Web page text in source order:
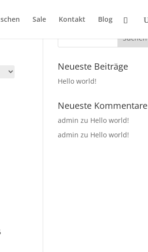
Sale Kontakt Blog
Neueste Beiträge
Hello world!
Neueste Kommentare
admin zu Hello world!
admin zu Hello world!